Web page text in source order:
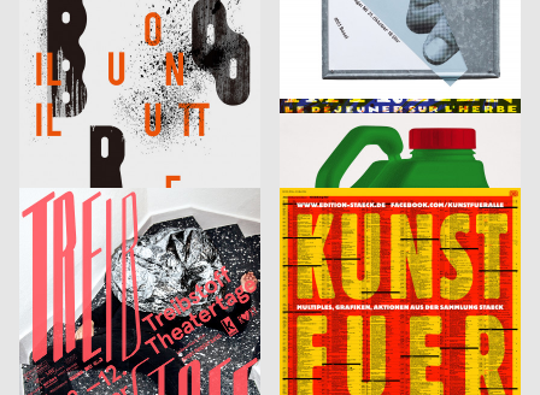
Il Buono, Il Brutto, La Realtà [Das Gute, das Schlechte, das Hässliche]
Wagenbreth Henning D
2015
Radfahrer
Wagenbreth Henning D
2015
Frühstück im Freien
mm design D
Lampedusa
Wurster Benjamin
Dünger für Gestalter
Nevin Goetschmann, Philipp Möckli CH
2015
Treibstoff Theatertage 2015
Klaus Staeck, Götz Gramlich D
2015
Kunst für alle
Frieder Grindler D
2015
Hamlet
Studio Feixen CH
2015
Lucerne Poster Exhibition
Brechbühl Erich CH
2015
Frische Tourismusplakate
Stephanie Cuérel, Schaub Josh CH
2015
Schweiz – Japan